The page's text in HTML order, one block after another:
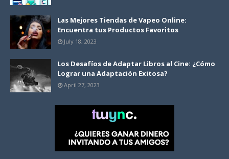
Las Mejores Tiendas de Vapeo Online:
Encuentra tus Productos Favoritos
July 18, 2023
Los Desafíos de Adaptar Libros al Cine: ¿Cómo
Lograr una Adaptación Exitosa?
April 27, 2023